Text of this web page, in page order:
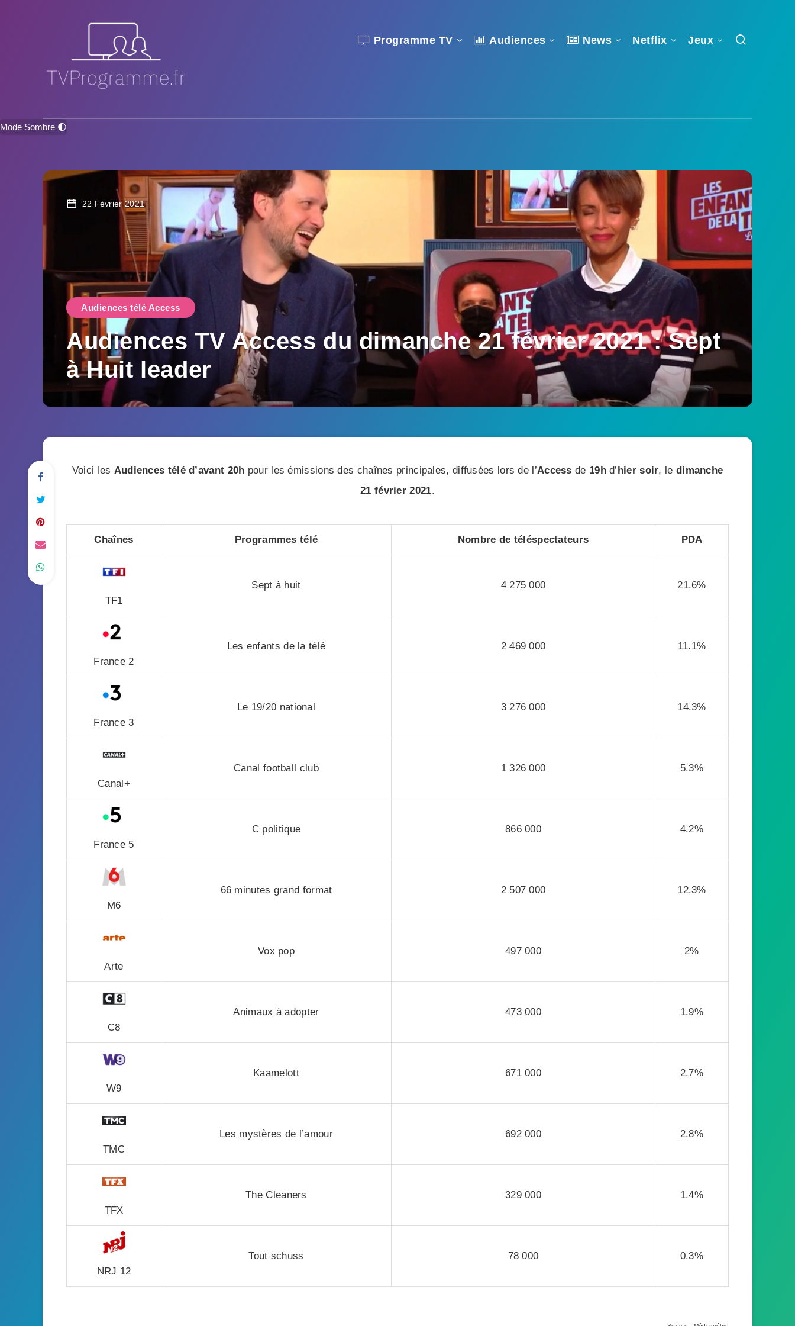
Programme TV Audiences News Netflix Jeux
Mode Sombre 🌓
22 Février 2021
Audiences télé Access
Audiences TV Access du dimanche 21 février 2021 : Sept
à Huit leader
Voici les Audiences télé d’avant 20h pour les émissions des chaînes principales, diffusées lors de l’Access de 19hd’hier soir, le dimanche
21 février 2021.
Chaînes Programmes télé Nombre de téléspectateurs PDA
TF1
Sept à huit 4 275 000 21.6%
France 2
Les enfants de la télé 2 469 000 11.1%
France 3
Le 19/20 national 3 276 000 14.3%
Canal+
Canal football club 1 326 000 5.3%
France 5
C politique 866 000 4.2%
M6
66 minutes grand format 2 507 000 12.3%
Arte
Vox pop 497 000 2%
C8
Animaux à adopter 473 000 1.9%
W9
Kaamelott 671 000 2.7%
TMC
Les mystères de l’amour 692 000 2.8%
TFX
The Cleaners 329 000 1.4%
NRJ 12
Tout schuss 78 000 0.3%